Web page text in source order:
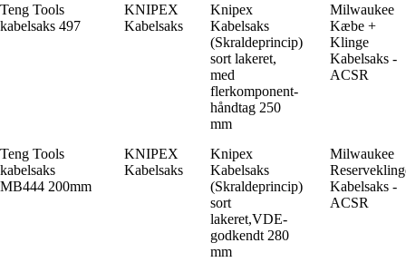
Teng Tools
kabelsaks 497
KNIPEX
Kabelsaks
Knipex
Kabelsaks
(Skraldeprincip)
sort lakeret,
med
flerkomponent-
håndtag 250
mm
Milwaukee
Kæbe +
Klinge
Kabelsaks -
ACSR
Teng Tools
kabelsaks
MB444 200mm
KNIPEX
Kabelsaks
Knipex
Kabelsaks
(Skraldeprincip)
sort
lakeret,VDE-
godkendt 280
mm
Milwaukee
Kabelsaks -
ACSR